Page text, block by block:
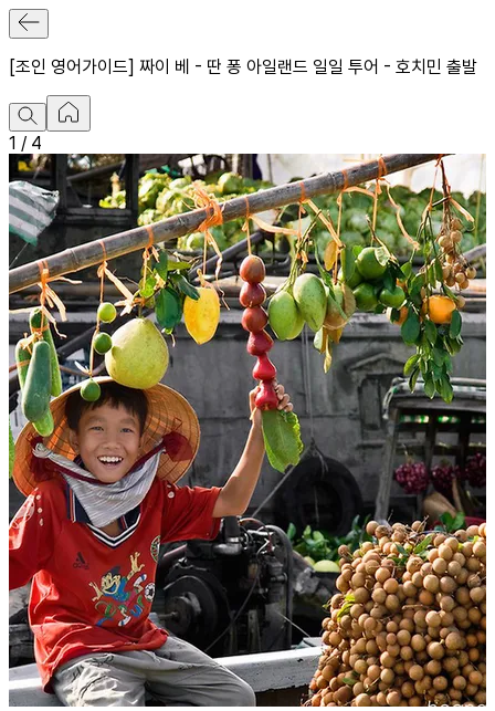
[조인 영어가이드] 짜이 베 - 딴 퐁 아일랜드 일일 투어 - 호치민 출발
1 / 4